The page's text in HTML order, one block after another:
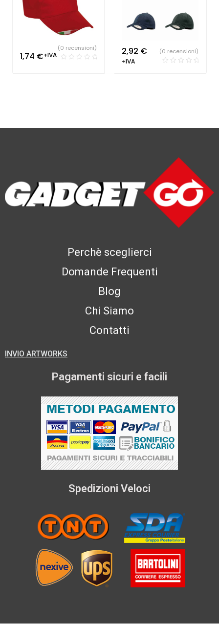
1,74 €+IVA
(0 recensioni) 2,92 €
+IVA
(0 recensioni)
Perchè sceglierci
Domande Frequenti
Blog
Chi Siamo
Contatti
INVIO ARTWORKS
Pagamenti sicuri e facili
Spedizioni Veloci